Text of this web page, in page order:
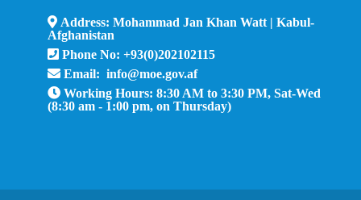
Address: Mohammad Jan Khan Watt | Kabul-
Afghanistan
Phone No: +93(0)202102115
Email: info@moe.gov.af
Working Hours: 8:30 AM to 3:30 PM, Sat-Wed
(8:30 am - 1:00 pm, on Thursday)